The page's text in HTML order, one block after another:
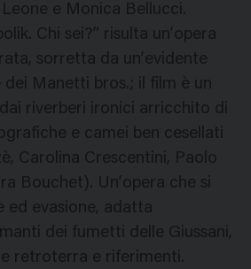
e Monica Bellucci.
Chi sei?” risulta un’opera
sorretta da un’evidente
dei Manetti bros.; il film è un
riverberi ironici arricchito di
e camei ben cesellati
Carolina Crescentini, Paolo
Bouchet). Un’opera che si
ed evasione, adatta
dei fumetti delle Giussani,
retroterra e riferimenti.